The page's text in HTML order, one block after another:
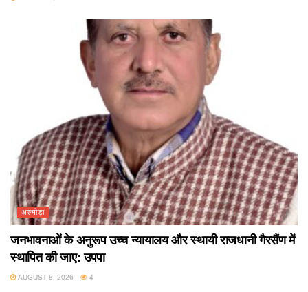
अल्मोड़ा
जनभावनाओं के अनुरूप उच्च न्यायालय और स्थायी राजधानी गैरसैंण में
स्थापित की जाए: उपपा
AUGUST 8, 2026 4